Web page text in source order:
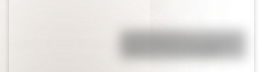
La historia de su